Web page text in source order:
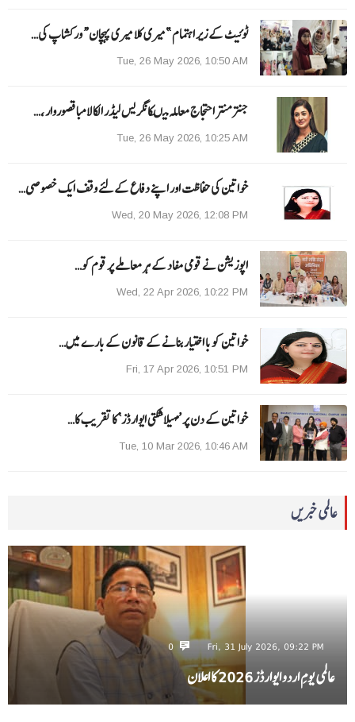
ٹوئیٹ کے زیر اہتمام ”میری کلا میری پہچان“ ورکشاپ کی…
Tue, 26 May 2026, 10:50 AM
جنتر منتر احتجاج معاملہ میںکانگریس لیڈر الکا لامبا قصوروار ،…
Tue, 26 May 2026, 10:25 AM
خواتین کی حفاظت اور اپنے دفاع کےلئے وقف ایک خصوصی…
Wed, 20 May 2026, 12:08 PM
اپوزیشن نے قومی مفاد کے ہر معاملے پر قوم کو…
Wed, 22 Apr 2026, 10:22 PM
خواتین کو با اختیار بنانے کے قانون کے بارے میں…
Fri, 17 Apr 2026, 10:51 PM
خواتین کے دن پر ’مہیلا شکتی ایوارڈز‘ کا تقریب کا…
Tue, 10 Mar 2026, 10:46 AM
عالمی خبریں
Fri, 31 July 2026, 09:22 PM
0
عالمی یومِ اردو ایوارڈز 2026 کا اعلان